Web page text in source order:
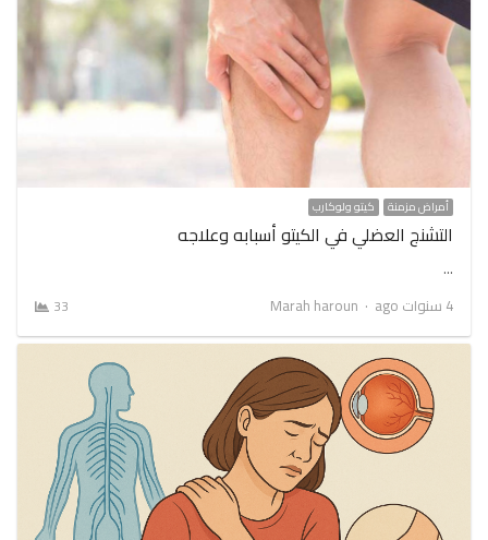
أمراض مزمنة كيتو ولوكارب
التشنج العضلي في الكيتو أسبابه وعلاجه
…
4 سنوات ago
Author
Marah haroun
33